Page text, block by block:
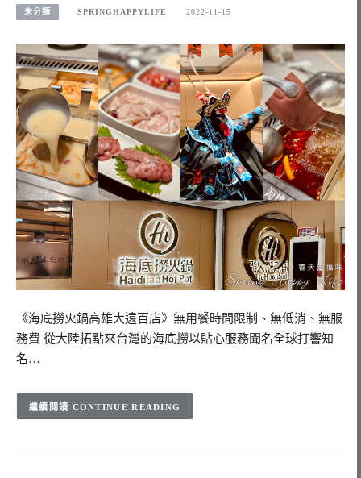
未分類 SPRINGHAPPYLIFE 2022-11-15
《海底撈火鍋高雄大遠百店》無用餐時間限制、無低消、無服
務費 從大陸拓點來台灣的海底撈以貼心服務聞名全球打響知
名…
CONTINUE READING